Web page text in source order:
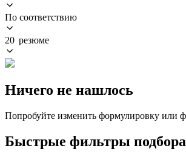
По соответствию
20 резюме
Ничего не нашлось
Попробуйте изменить формулировку или
Быстрые фильтры